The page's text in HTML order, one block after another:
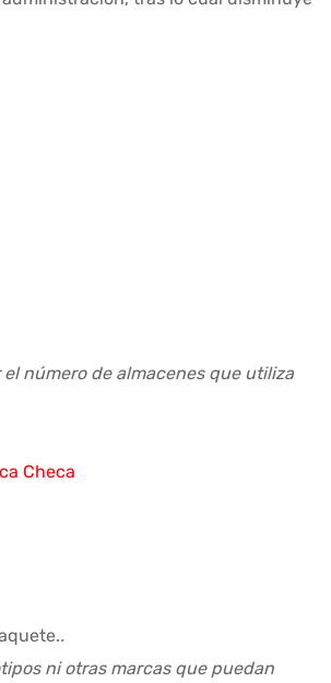
número de almacenes que utiliza
Checa
.
ni otras marcas que puedan